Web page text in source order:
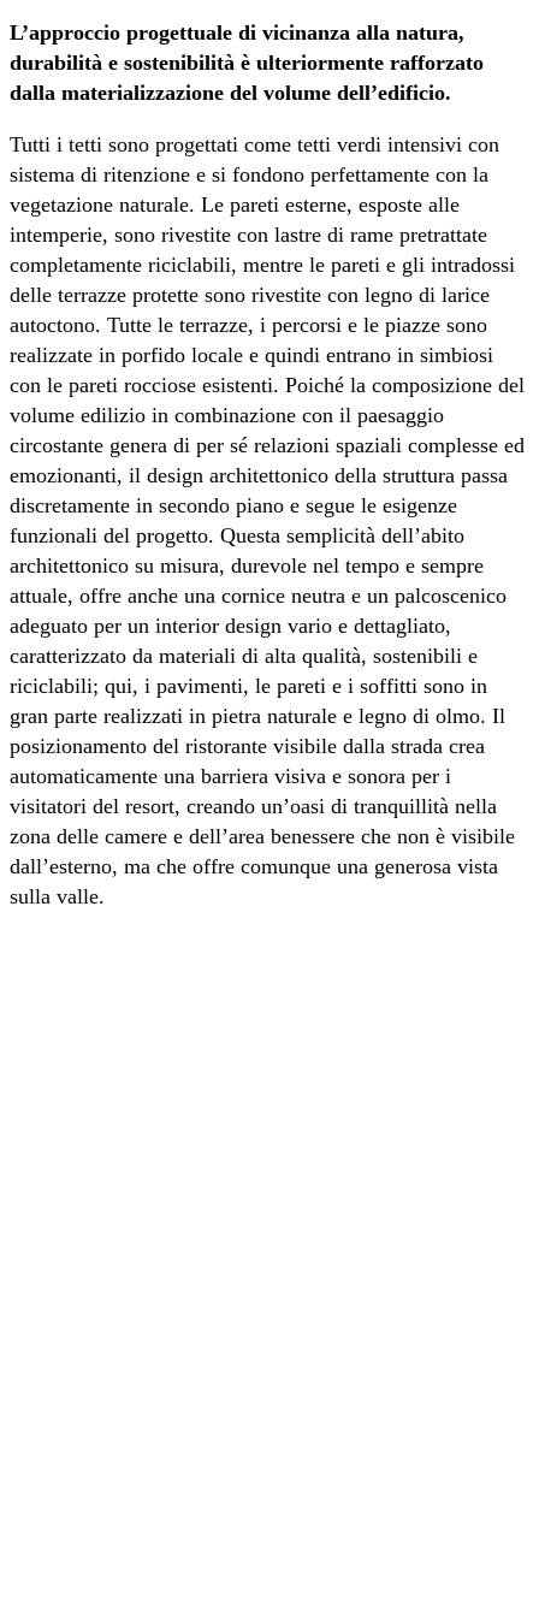
L’approccio progettuale di vicinanza alla natura,
durabilità e sostenibilità è ulteriormente rafforzato
dalla materializzazione del volume dell’edificio.
Tutti i tetti sono progettati come tetti verdi intensivi con
sistema di ritenzione e si fondono perfettamente con la
vegetazione naturale. Le pareti esterne, esposte alle
intemperie, sono rivestite con lastre di rame pretrattate
completamente riciclabili, mentre le pareti e gli intradossi
delle terrazze protette sono rivestite con legno di larice
autoctono. Tutte le terrazze, i percorsi e le piazze sono
realizzate in porfido locale e quindi entrano in simbiosi
con le pareti rocciose esistenti. Poiché la composizione del
volume edilizio in combinazione con il paesaggio
circostante genera di per sé relazioni spaziali complesse ed
emozionanti, il design architettonico della struttura passa
discretamente in secondo piano e segue le esigenze
funzionali del progetto. Questa semplicità dell’abito
architettonico su misura, durevole nel tempo e sempre
attuale, offre anche una cornice neutra e un palcoscenico
adeguato per un interior design vario e dettagliato,
caratterizzato da materiali di alta qualità, sostenibili e
riciclabili; qui, i pavimenti, le pareti e i soffitti sono in
gran parte realizzati in pietra naturale e legno di olmo. Il
posizionamento del ristorante visibile dalla strada crea
automaticamente una barriera visiva e sonora per i
visitatori del resort, creando un’oasi di tranquillità nella
zona delle camere e dell’area benessere che non è visibile
dall’esterno, ma che offre comunque una generosa vista
sulla valle.